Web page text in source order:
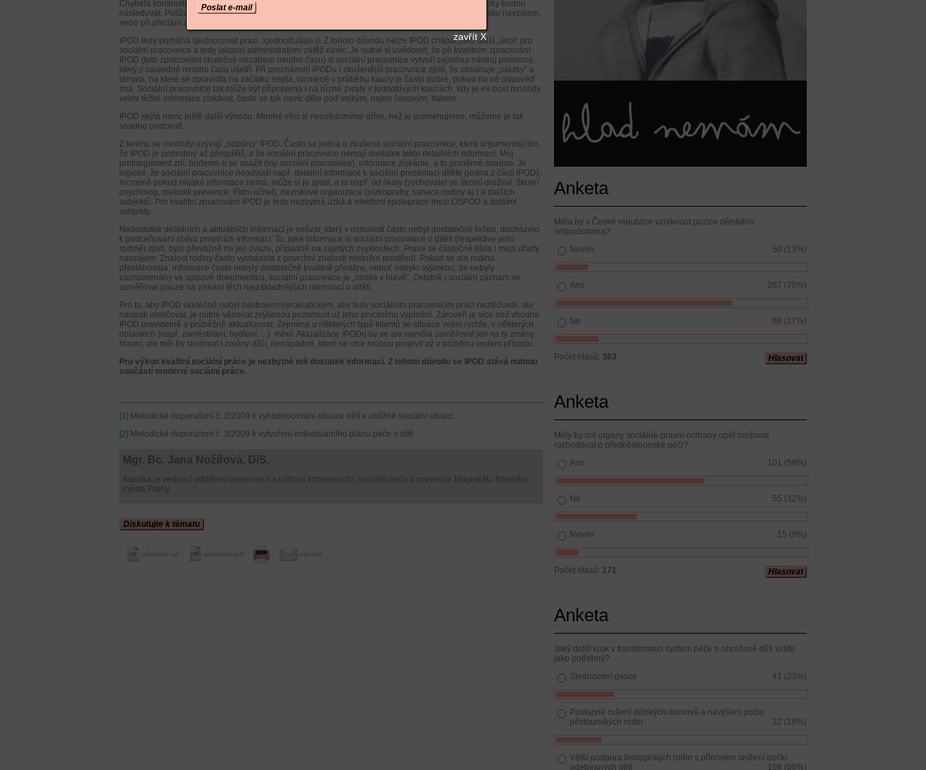
Anketa
Měla by v České republice vzniknout pozice dětského
ombudsmana?
Nevím
50 (13%)
Ano 267 (70%)
Ne 66 (17%)
Počet hlasů: 383 Hlasovat
Anketa
Měly by mít orgány sociálně-právní ochrany opět možnost
rozhodovat o předpěstounské péči?
Ano
101 (59%)
Ne 55 (32%)
Nevím 15 (9%)
Počet hlasů: 171 Hlasovat
Anketa
Jaký další krok v transformaci system péče o ohrožené děti vidíte
jako potřebný?
Sjednocení gesce
41 (23%)
Postupné rušení dětských domovů a navýšení počtu
pěstounských rodin
32 (18%)
Větší podpora biologických rodin s přínosem snížení počtu
odebíraných dětí
108 (60%)
Chyběla kontinuita, jasný a konkrétní výstup, chyběly informace, kam se bude případ ubírat, jaké kroky budou
následovat. Potíže nastávali zejména při předávání spisů, a to ať již mezi pracovnicemi jednoho úřadu navzájem,
nebo při předání spisu mezi jednotlivými úřady.
IPOD tedy pomáhá sjednocovat praxi, zjednodušuje jí. Z tohoto důvodu nelze IPOD chápat jako další „úkol“ pro
sociální pracovnice a tedy jakousi administrativní zátěž navíc. Je nutné si uvědomit, že při kvalitním zpracování
IPOD (toto zpracování skutečně nezabere mnoho času) si sociální pracovnice vytvoří zejména nástroj pomocný,
který jí následně mnoho času ušetří. Při procházení IPODu i zkušenější pracovnice zjistí, že obsahuje „otázky“ a
témata, na které se zpravidla na začátku neptá, nicméně v průběhu kauzy je často dobré, pokud na ně odpověď
zná. Sociální pracovnice tak může být připravena i na různé zvraty v jednotlivých kauzách, kdy je ex-post mnohdy
velmi těžké informace získávat, často se tak navíc děje pod velkým, nejen časovým, tlakem.
IPOD skýtá navíc ještě další výhodu. Mnohé věci si neuvědomíme dříve, než je pojmenujeme, můžeme je tak
snadno podcenit.
Z terénu se mnohdy ozývají „odpůrci“ IPOD. Často se jedná o zkušené sociální pracovnice, které argumentují tím,
že IPOD je podrobný až přespříliš, a že sociální pracovnice nemají dostatek takto detailních informací. Můj
protiargument zní: budeme-li se snažit (my sociální pracovnice), informace získáme, a to poměrně snadno. Je
logické, že sociální pracovnice neodvodí např. detailní informace k sociální prezentaci dítěte (jedna z částí IPOD),
nicméně pokud nějaké informace nemá, může si je zjistit, a to např. od školy (vychovatel ve školní družině, školní
psycholog, metodik prevence, třídní učitel), neziskové organizace (nízkoprahy, sanace rodiny aj.) a dalších
subjektů. Pro kvalitní zpracování IPOD je tedy nezbytná úzká a efektivní spolupráce mezi OSPOD a dalšími
subjekty.
Nedostatek detailních a aktuálních informací je nešvar, který v minulosti často nebyl dostatečně řešen, docházelo
k podceňování sběru prvotních informací. To, jaké informace si sociální pracovnice o dítěti (respektive jeho
rodině) zjistí, bylo převážně na její úvaze, případně na zajetých zvyklostech. Praxe se částečně lišila i mezi úřady
navzájem. Znalost rodiny často vycházela z povrchní znalosti místního prostředí. Pokud se ale rodina
přestěhovala, informace často nebyly dostatečně kvalitně předány, neboť nebylo výjimkou, že nebyly
zaznamenány ve spisové dokumentaci, sociální pracovnice je „nosila v hlavě“. Ostatně i sociální záznam se
zaměřoval pouze na získání těch nejzákladnějších informací o dítěti.
Pro to, aby IPOD skutečně nebyl nástrojem byrokratickým, aby tedy sociálním pracovnicím práci neztěžoval, ale
naopak ulehčoval, je nutné věnovat zvýšenou pozornost už jeho prvotnímu vyplnění. Zároveň je více než vhodné
IPOD pravidelně a průběžně aktualizovat. Zejména u některých typů klientů se situace velmi rychle, v některých
oblastech (např. zaměstnání, bydlení….) mění. Aktualizace IPODu by se ale neměla zaměřovat jen na ty změny
hlavní, ale měl by sledovat i změny dílčí, nenápadné, které se více mohou projevit až v průběhu vedení případu.
Pro výkon kvalitní sociální práce je nezbytné mít dostatek informací. Z tohoto důvodu se IPOD stává nutnou
součástí moderní sociální práce.
[1] Metodické doporučení č. 2/2009 k vyhodnocování situace dětí v obtížné sociální situaci
[2] Metodické doporučení č. 3/2009 k vytvoření individuálního plánu péče o dítě
Mgr. Bc. Jana Nožířová, DiS.
Autorka je vedoucí oddělení prevence na odboru zdravotnictví, sociální péče a prevence Magistrátu hlavního
města Prahy.
Diskutujte k tématu
stáhnout txt stáhnout pdf odeslat
Poslat e-mail
zavřít X